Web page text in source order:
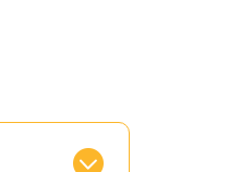
を、話しやすいようにサポート
やすくなります。